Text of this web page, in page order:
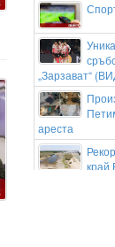
„Зарзават“
ареста
край